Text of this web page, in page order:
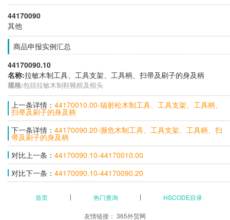
44170090
其他
商品申报实例汇总
44170090.10
名称:拉敏木制工具、工具支架、工具柄、扫帚及刷子的身及柄
规格:包括拉敏木制鞋靴楦及楦头
上一条详情： 44170010.00-辐射松木制工具、工具支架、工具柄、
扫帚及刷子的身及柄
下一条详情： 44170090.20-濒危木制工具、工具支架、工具柄、扫
帚及刷子的身及柄
对比上一条： 44170090.10-44170010.00
对比下一条： 44170090.10-44170090.20
首页 热门查询 HSCODE目录
友情链接： 365外贸网